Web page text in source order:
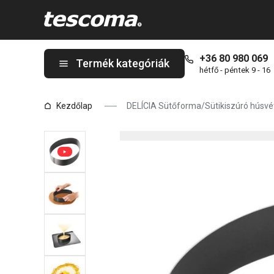
Termék kategóriák +36 80 980 069
hétfő - péntek 9 - 16
Kezdőlap DELÍCIA Sütőforma/Sütikiszúró